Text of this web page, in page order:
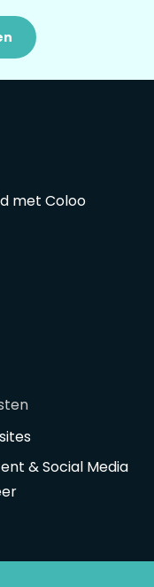
met Coloo
& Social Media